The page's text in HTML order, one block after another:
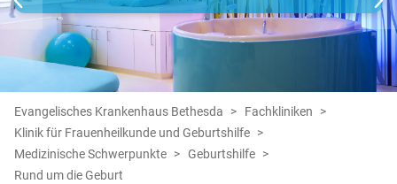
Evangelisches Krankenhaus Bethesda
Fachkliniken
Klinik für Frauenheilkunde und Geburtshilfe
Medizinische Schwerpunkte
Geburtshilfe
Rund um die Geburt